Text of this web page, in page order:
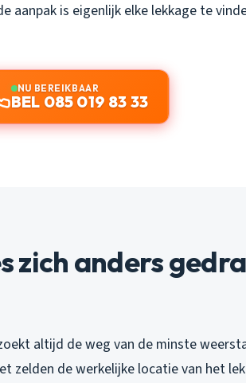
aanpak is eigenlijk elke lekkage te
NU BEREIKBAAR
BEL 085 019 83 33
zich anders
altijd de weg van de minste
zelden de werkelijke locatie van het